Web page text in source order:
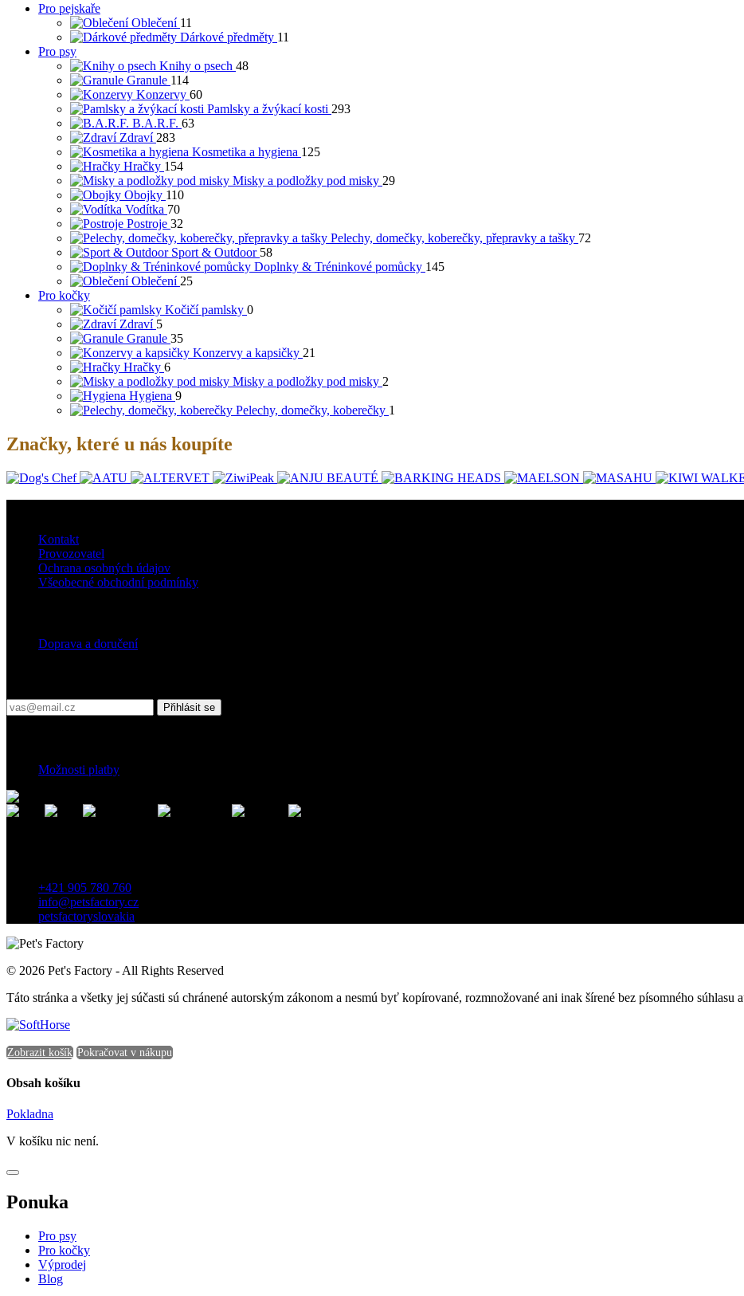
Pro pejskaře
Oblečení 11
Dárkové předměty 11
Pro psy
Knihy o psech 48
Granule 114
Konzervy 60
Pamlsky a žvýkací kosti 293
B.A.R.F. 63
Zdraví 283
Kosmetika a hygiena 125
Hračky 154
Misky a podložky pod misky 29
Obojky 110
Vodítka 70
Postroje 32
Pelechy, domečky, koberečky, přepravky a tašky 72
Sport & Outdoor 58
Doplnky & Tréninkové pomůcky 145
Oblečení 25
Pro kočky
Kočičí pamlsky 0
Zdraví 5
Granule 35
Konzervy a kapsičky 21
Hračky 6
Misky a podložky pod misky 2
Hygiena 9
Pelechy, domečky, koberečky 1
Značky, které u nás koupíte
Kontakt
Provozovatel
Ochrana osobných údajov
Všeobecné obchodní podmínky
Doprava a doručení
Přihlásit se
Možnosti platby
+421 905 780 760
info@petsfactory.cz
petsfactoryslovakia
© 2026 Pet's Factory - All Rights Reserved
Táto stránka a všetky jej súčasti sú chránené autorským zákonom a nesmú byť kopírované, rozmnožované ani inak šírené bez písomného súhlasu
Zobrazit košík Pokračovat v nákupu
Obsah košíku
Pokladna
V košíku nic není.
Ponuka
Pro psy
Pro kočky
Výprodej
Blog